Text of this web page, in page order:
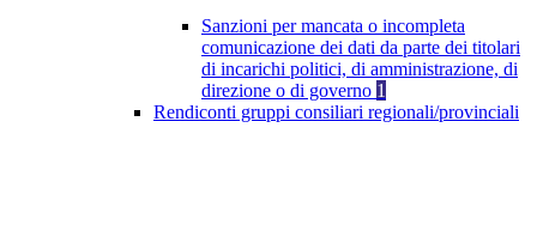
Sanzioni per mancata o incompleta
comunicazione dei dati da parte dei titolari
di incarichi politici, di amministrazione, di
direzione o di governo 1
Rendiconti gruppi consiliari regionali/provinciali